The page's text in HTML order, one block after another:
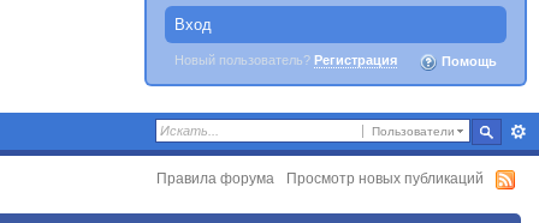
Вход
Новый пользователь? Регистрация Помощь
Пользователи
Правила форума Просмотр новых публикаций